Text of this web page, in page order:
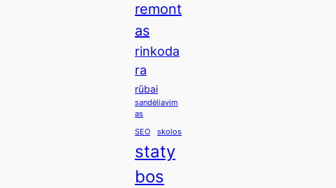
remont
as
rinkoda
ra
rūbai
sandėliavim
as
SEO
skolos
staty
bos